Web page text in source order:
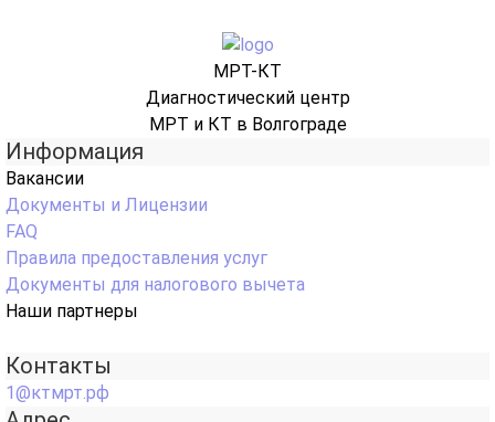
МРТ-КТ
Диагностический центр
МРТ и КТ в Волгограде
Информация
Вакансии
Документы и Лицензии
FAQ
Правила предоставления услуг
Документы для налогового вычета
Наши партнеры
Контакты
1@ктмрт.рф